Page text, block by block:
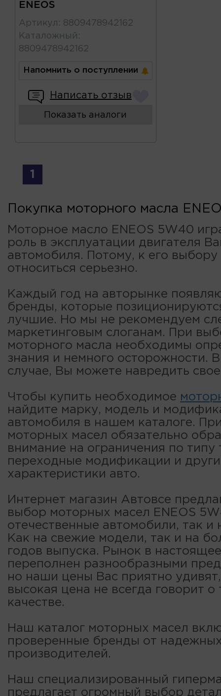
ENEOS
Артикул : 8809478942162
Каталожный :
8809478942162
Напомнить о поступлении
Написать отзыв
Показать аналоги
1
Покупка моторного масла
Моторное масло ENEOS 5W40
роль в эксплуатации двигателя
автомобиля. Потому, к его
относиться серьезно.
Каждый год на авторынке
бренды, которые
лучшие. Но мы не рекомендуем
маркетинговым слоганам. При
моторного масла необходимы
знания и немного осторожности.
случае, Вы можете навредить
Чтобы купить необходимое
найдите марку, модель и
автомобиля в нашем каталоге.
моторных масел обязательно
внимание на ограничения по типу
переходные модификации и
характеристики авто.
Интернет магазин Автовсе
выбор моторных масел ENEOS
отечественные автомобили, так и
Как на свежие модели, так и на
годов выпуска. Рынок в
переполнен разнообразными
но наши цены Вас приятно
высокая цена не всегда говорит
качестве.
Наш каталог моторных масел
проверенные бренды от
производителей.
Наш специализированный
предлагает огромный выбор